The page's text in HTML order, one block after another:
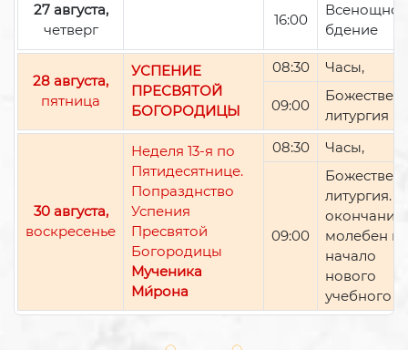
27 августа,
четверг
16:00
Всенощное
бдение
28 августа,
пятница
УСПЕНИЕ
ПРЕСВЯТОЙ
БОГОРОДИЦЫ
08:30 Часы,
09:00
литургия
30 августа,
воскресенье
Неделя 13-я по
Пятидесятнице.
Попразднство
Успения
Пресвятой
Богородицы
Мученика
Ми́рона
08:30 Часы,
09:00
литургия.
окончании
молебен
начало
нового
учебного